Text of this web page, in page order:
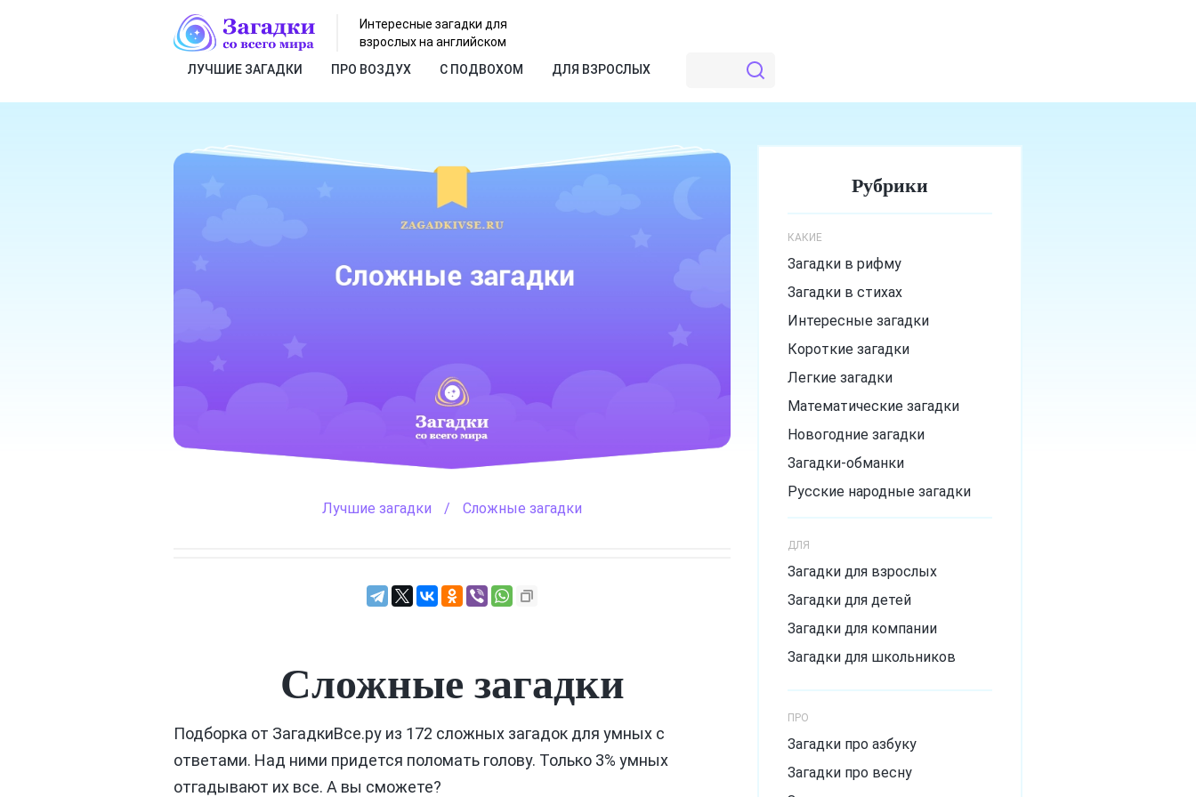
Интересные загадки для
взрослых на английском
ЛУЧШИЕ ЗАГАДКИ
ПРО ВОЗДУХ С ПОДВОХОМ ДЛЯ ВЗРОСЛЫХ
Лучшие загадки / Сложные загадки
Сложные загадки
Подборка от ЗагадкиВсе.ру из 172 сложных загадок для умных с
ответами. Над ними придется поломать голову. Только 3% умных
отгадывают их все. А вы сможете?
Рубрики
КАКИЕ
Загадки в рифму
Загадки в стихах
Интересные загадки
Короткие загадки
Легкие загадки
Математические загадки
Новогодние загадки
Загадки-обманки
Русские народные загадки
Сложные загадки
Смешные загадки
Хитрые загадки
ДЛЯ
Загадки для взрослых
Загадки для детей
Загадки для компании
Загадки для школьников
ПРО
Загадки про азбуку
Загадки про весну